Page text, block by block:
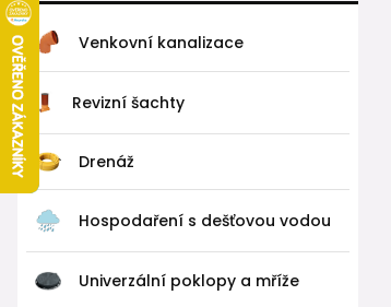
Venkovní kanalizace
Revizní šachty
Drenáž
Hospodaření s dešťovou vodou
Univerzální poklopy a mříže